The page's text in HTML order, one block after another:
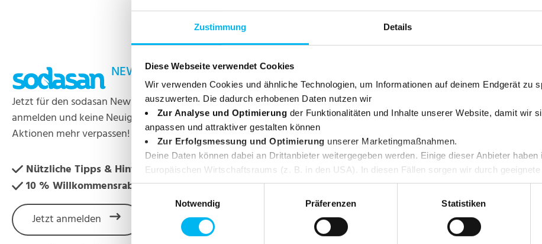
Zustimmung Details
Diese Webseite verwendet Cookies
Wir verwenden Cookies und ähnliche Technologien, um Informationen auf deinem Endgerät zu
auszuwerten. Die dadurch erhobenen Daten nutzen wir
Zur Analyse und Optimierung der Funktionalitäten und Inhalte unserer Website, damit wir
anpassen und attraktiver gestalten können
Zur Erfolgsmessung und Optimierung unserer Marketingmaßnahmen.
Deine Daten können dabei an Drittanbieter weitergegeben werden. Einige dieser Anbieter
Europäischen Wirtschaftsraums (z. B. in den USA). In diesen Fällen sorgen wir durch
angemessenen Schutz deiner Daten. Weitere Infos dazu findest du in unserer
Einwilligung jederzeit widerrufen. Nutze dafür den Button, den du am unteren linken Rand
Einwilligungsauswahl
Notwendig
Präferenzen Statistiken
NEWSLETTER
Jetzt für den sodasan Newsletter
anmelden und keine Neuigkeiten und
Aktionen mehr verpassen!
Nützliche Tipps & Hintergründe
10 % Willkommensrabatt*
Jetzt anmelden
Service
Mein Konto
Reklamation
Kontakt
Über uns